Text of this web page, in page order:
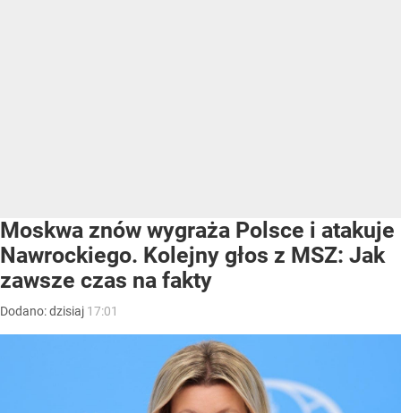
Moskwa znów wygraża Polsce i atakuje
Nawrockiego. Kolejny głos z MSZ: Jak
zawsze czas na fakty
Dodano:dzisiaj 17:01